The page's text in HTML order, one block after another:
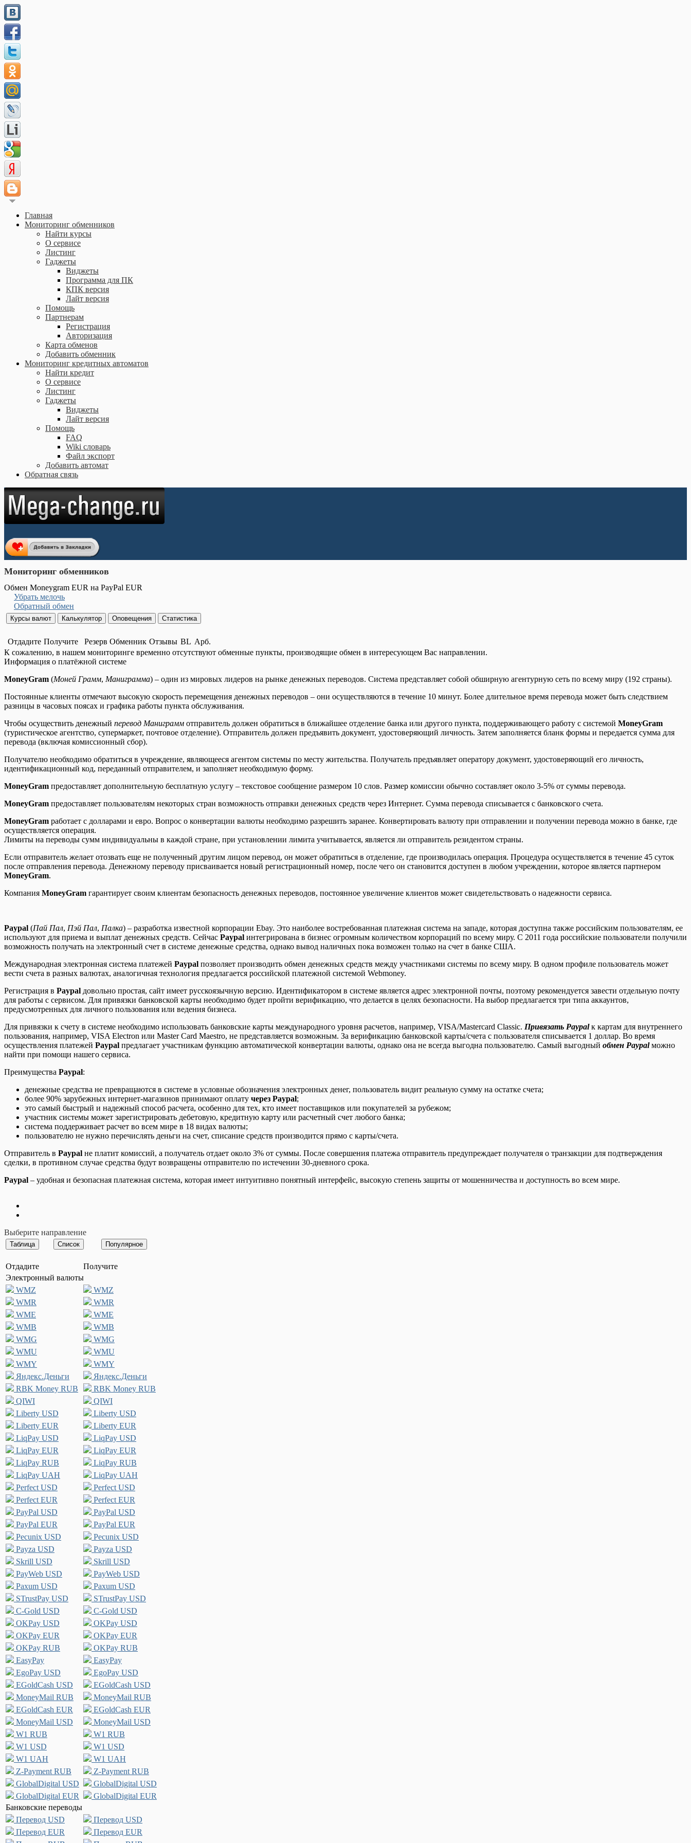
Главная
Мониторинг обменников
Найти курсы
О сервисе
Листинг
Гаджеты
Виджеты
Программа для ПК
КПК версия
Лайт версия
Помощь
Партнерам
Регистрация
Авторизация
Карта обменов
Добавить обменник
Мониторинг кредитных автоматов
Найти кредит
О сервисе
Листинг
Гаджеты
Виджеты
Лайт версия
Помощь
FAQ
Wiki словарь
Файл экспорт
Добавить автомат
Обратная связь
Мониторинг обменников
Обмен Moneygram EUR на PayPal EUR
Убрать мелочь
Обратный обмен
Отдадите Получите Резерв Обменник Отзывы BL Арб.
К сожалению, в нашем мониторинге временно отсутствуют обменные пункты, производящие обмен в интересующем Вас направлении.
Информация о платёжной системе
MoneyGram (Моней Грамм, Маниграмма) – один из мировых лидеров на рынке денежных переводов. Система представляет собой обширную агентурную сеть по всему миру (192 страны).
Постоянные клиенты отмечают высокую скорость перемещения денежных переводов – они осуществляются в течение 10 минут. Более длительное время перевода может быть следствием
разницы в часовых поясах и графика работы пункта обслуживания.
Чтобы осуществить денежный перевод Маниграмм отправитель должен обратиться в ближайшее отделение банка или другого пункта, поддерживающего работу с системой MoneyGram
(туристическое агентство, супермаркет, почтовое отделение). Отправитель должен предъявить документ, удостоверяющий личность. Затем заполняется бланк формы и передается сумма для
перевода (включая комиссионный сбор).
Получателю необходимо обратиться в учреждение, являющееся агентом системы по месту жительства. Получатель предъявляет оператору документ, удостоверяющий его личность,
идентификационный код, переданный отправителем, и заполняет необходимую форму.
MoneyGram предоставляет дополнительную бесплатную услугу – текстовое сообщение размером 10 слов. Размер комиссии обычно составляет около 3-5% от суммы перевода.
MoneyGram предоставляет пользователям некоторых стран возможность отправки денежных средств через Интернет. Сумма перевода списывается с банковского счета.
MoneyGram работает с долларами и евро. Вопрос о конвертации валюты необходимо разрешить заранее. Конвертировать валюту при отправлении и получении перевода можно в банке, где
осуществляется операция.
Лимиты на переводы сумм индивидуальны в каждой стране, при установлении лимита учитывается, является ли отправитель резидентом страны.
Если отправитель желает отозвать еще не полученный другим лицом перевод, он может обратиться в отделение, где производилась операция. Процедура осуществляется в течение 45 суток
после отправления перевода. Денежному переводу присваивается новый регистрационный номер, после чего он становится доступен в любом учреждении, которое является партнером
MoneyGram.
Компания MoneyGram гарантирует своим клиентам безопасность денежных переводов, постоянное увеличение клиентов может свидетельствовать о надежности сервиса.
Paypal (Пай Пал, Пэй Пал, Палка) – разработка известной корпорации Ebay. Это наиболее востребованная платежная система на западе, которая доступна также российским пользователям, ее
используют для приема и выплат денежных средств. Сейчас Paypal интегрирована в бизнес огромным количеством корпораций по всему миру. С 2011 года российские пользователи получили
возможность получать на электронный счет в системе денежные средства, однако вывод наличных пока возможен только на счет в банке США.
Международная электронная система платежей Paypal позволяет производить обмен денежных средств между участниками системы по всему миру. В одном профиле пользователь может
вести счета в разных валютах, аналогичная технология предлагается российской платежной системой Webmoney.
Регистрация в Paypal довольно простая, сайт имеет русскоязычную версию. Идентификатором в системе является адрес электронной почты, поэтому рекомендуется завести отдельную почту
для работы с сервисом. Для привязки банковской карты необходимо будет пройти верификацию, что делается в целях безопасности. На выбор предлагается три типа аккаунтов,
предусмотренных для личного пользования или ведения бизнеса.
Для привязки к счету в системе необходимо использовать банковские карты международного уровня расчетов, например, VISA/Mastercard Classic. Привязать Paypalк картам для внутреннего
пользования, например, VISA Electron или Master Card Maestro, не представляется возможным. За верификацию банковской карты/счета с пользователя списывается 1 доллар. Во время
осуществления платежей Paypal предлагает участникам функцию автоматической конвертации валюты, однако она не всегда выгодна пользователю. Самый выгодный обмен Paypalможно
найти при помощи нашего сервиса.
Преимущества Paypal:
денежные средства не превращаются в системе в условные обозначения электронных денег, пользователь видит реальную сумму на остатке счета;
более 90% зарубежных интернет-магазинов принимают оплату через Paypal;
это самый быстрый и надежный способ расчета, особенно для тех, кто имеет поставщиков или покупателей за рубежом;
участник системы может зарегистрировать дебетовую, кредитную карту или расчетный счет любого банка;
система поддерживает расчет во всем мире в 18 видах валюты;
пользователю не нужно перечислять деньги на счет, списание средств производится прямо с карты/счета.
Отправитель в Paypal не платит комиссий, а получатель отдает около 3% от суммы. После совершения платежа отправитель предупреждает получателя о транзакции для подтверждения
сделки, в противном случае средства будут возвращены отправителю по истечении 30-дневного срока.
Paypal – удобная и безопасная платежная система, которая имеет интуитивно понятный интерфейс, высокую степень защиты от мошенничества и доступность во всем мире.
Выберите направление
Отдадите
Получите
Электронный валюты
WMZ
WMZ
WMR
WMR
WME
WME
WMB
WMB
WMG
WMG
WMU
WMU
WMY
WMY
Яндекс.Деньги
Яндекс.Деньги
RBK Money RUB
RBK Money RUB
QIWI
QIWI
Liberty USD
Liberty USD
Liberty EUR
Liberty EUR
LiqPay USD
LiqPay USD
LiqPay EUR
LiqPay EUR
LiqPay RUB
LiqPay RUB
LiqPay UAH
LiqPay UAH
Perfect USD
Perfect USD
Perfect EUR
Perfect EUR
PayPal USD
PayPal USD
PayPal EUR
PayPal EUR
Pecunix USD
Pecunix USD
Payza USD
Payza USD
Skrill USD
Skrill USD
PayWeb USD
PayWeb USD
Paxum USD
Paxum USD
STrustPay USD
STrustPay USD
C-Gold USD
C-Gold USD
OKPay USD
OKPay USD
OKPay EUR
OKPay EUR
OKPay RUB
OKPay RUB
EasyPay
EasyPay
EgoPay USD
EgoPay USD
EGoldCash USD
EGoldCash USD
MoneyMail RUB
MoneyMail RUB
EGoldCash EUR
EGoldCash EUR
MoneyMail USD
MoneyMail USD
W1 RUB
W1 RUB
W1 USD
W1 USD
W1 UAH
W1 UAH
Z-Payment RUB
Z-Payment RUB
GlobalDigital USD
GlobalDigital USD
GlobalDigital EUR
GlobalDigital EUR
Банковские переводы
Перевод USD
Перевод USD
Перевод EUR
Перевод EUR